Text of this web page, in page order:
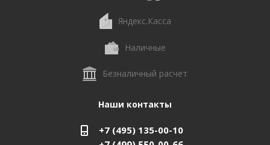
Яндекс.Касса
Наличные
Безналичный расчет
Наши контакты
+7 (495) 135-00-10